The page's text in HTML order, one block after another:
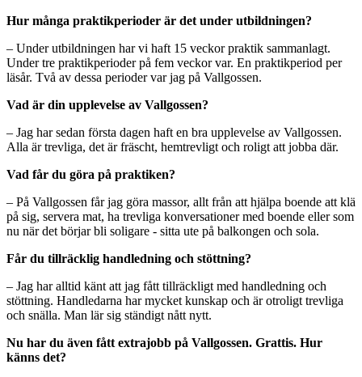
Hur många praktikperioder är det under utbildningen?
– Under utbildningen har vi haft 15 veckor praktik sammanlagt.
Under tre praktikperioder på fem veckor var. En praktikperiod per
läsår. Två av dessa perioder var jag på Vallgossen.
Vad är din upplevelse av Vallgossen?
– Jag har sedan första dagen haft en bra upplevelse av Vallgossen.
Alla är trevliga, det är fräscht, hemtrevligt och roligt att jobba där.
Vad får du göra på praktiken?
– På Vallgossen får jag göra massor, allt från att hjälpa boende att klä
på sig, servera mat, ha trevliga konversationer med boende eller som
nu när det börjar bli soligare - sitta ute på balkongen och sola.
Får du tillräcklig handledning och stöttning?
– Jag har alltid känt att jag fått tillräckligt med handledning och
stöttning. Handledarna har mycket kunskap och är otroligt trevliga
och snälla. Man lär sig ständigt nått nytt.
Nu har du även fått extrajobb på Vallgossen. Grattis. Hur
känns det?